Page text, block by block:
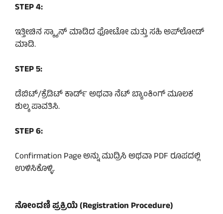
STEP 4:
ಇತ್ತೀಚಿನ ಸ್ಕ್ಯಾನ್ ಮಾಡಿದ ಫೋಟೋ ಮತ್ತು ಸಹಿ ಅಪ್‌ಲೋಡ್
ಮಾಡಿ.
STEP 5:
ಡೆಬಿಟ್/ಕ್ರೆಡಿಟ್ ಕಾರ್ಡ್ ಅಥವಾ ನೆಟ್ ಬ್ಯಾಂಕಿಂಗ್ ಮೂಲಕ
ಶುಲ್ಕ ಪಾವತಿಸಿ.
STEP 6:
Confirmation Page ಅನ್ನು ಮುದ್ರಿಸಿ ಅಥವಾ PDF ರೂಪದಲ್ಲಿ
ಉಳಿಸಿಕೊಳ್ಳಿ.
ನೋಂದಣಿ ಪ್ರಕ್ರಿಯೆ (Registration Procedure)